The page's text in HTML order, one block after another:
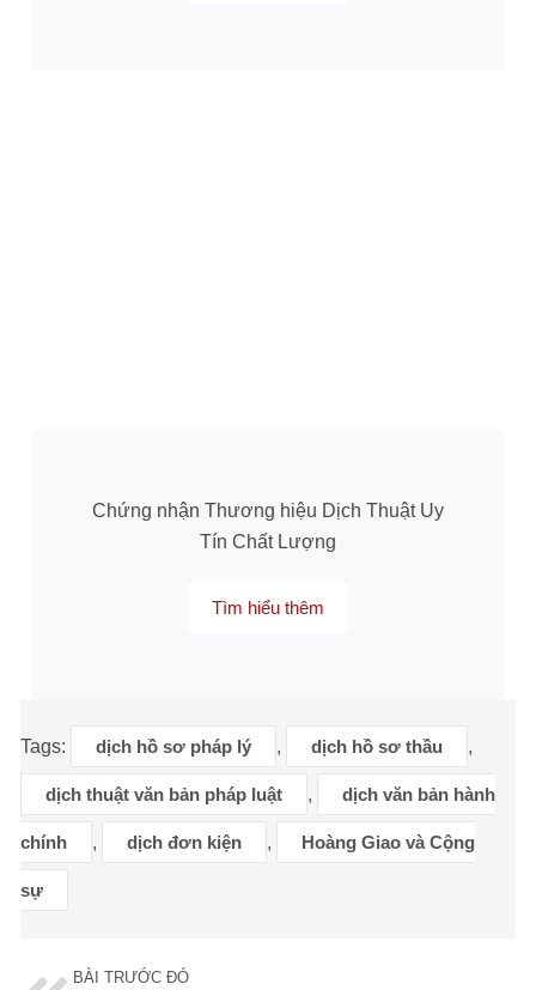
Chứng nhận Thương hiệu Dịch Thuật Uy
Tín Chất Lượng
Tìm hiểu thêm
Tags: dịch hồ sơ pháp lý , dịch hồ sơ thầu ,
dịch thuật văn bản pháp luật , dịch văn bản hành
chính , dịch đơn kiện , Hoàng Giao và Cộng
sự
BÀI TRƯỚC ĐÓ